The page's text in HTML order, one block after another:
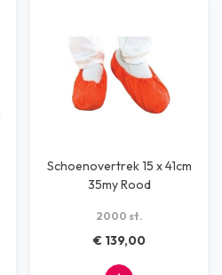
Schoenovertrek 15 x 41cm
35my Rood
2000 st.
€ 139,00